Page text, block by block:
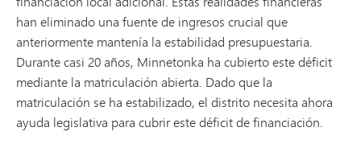
han eliminado una fuente de ingresos crucial que
anteriormente mantenía la estabilidad presupuestaria.
Durante casi 20 años, Minnetonka ha cubierto este déficit
mediante la matriculación abierta. Dado que la
matriculación se ha estabilizado, el distrito necesita ahora
ayuda legislativa para cubrir este déficit de financiación.